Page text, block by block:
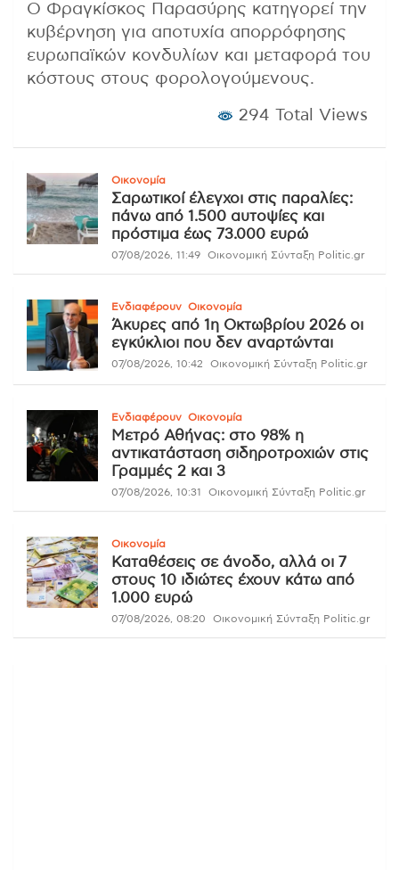
Ο Φραγκίσκος Παρασύρης κατηγορεί την
κυβέρνηση για αποτυχία απορρόφησης
ευρωπαϊκών κονδυλίων και μεταφορά του
κόστους στους φορολογούμενους.
294 Total Views
Οικονομία
Σαρωτικοί έλεγχοι στις παραλίες:
πάνω από 1.500 αυτοψίες και
πρόστιμα έως 73.000 ευρώ
07/08/2026, 11:49 Οικονομική Σύνταξη Politic.gr
Ενδιαφέρουν Οικονομία
Άκυρες από 1η Οκτωβρίου 2026 οι
εγκύκλιοι που δεν αναρτώνται
07/08/2026, 10:42 Οικονομική Σύνταξη Politic.gr
Ενδιαφέρουν Οικονομία
Μετρό Αθήνας: στο 98% η
αντικατάσταση σιδηροτροχιών στις
Γραμμές 2 και 3
07/08/2026, 10:31 Οικονομική Σύνταξη Politic.gr
Οικονομία
Καταθέσεις σε άνοδο, αλλά οι 7
στους 10 ιδιώτες έχουν κάτω από
1.000 ευρώ
07/08/2026, 08:20 Οικονομική Σύνταξη Politic.gr